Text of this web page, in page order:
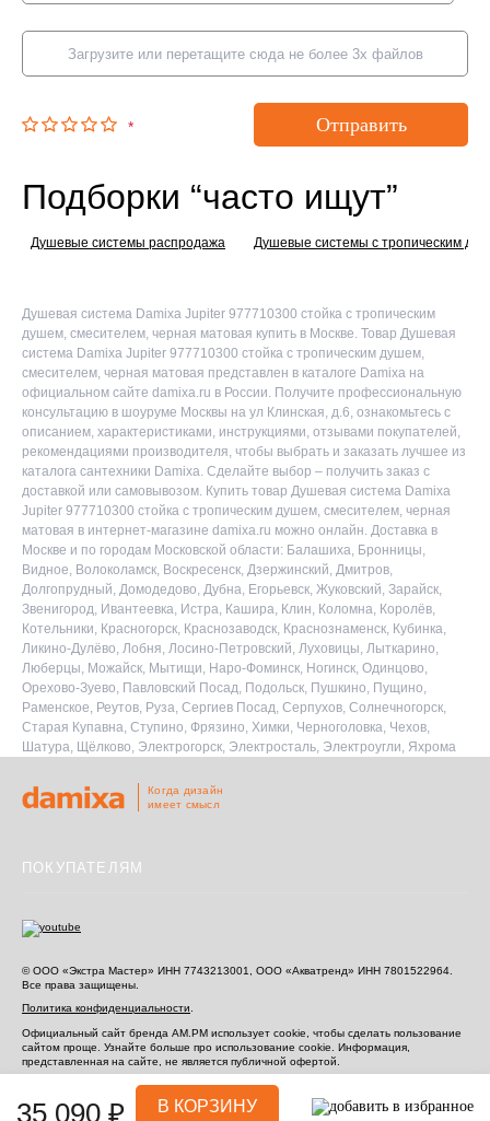
Загрузите или перетащите сюда не более 3х файлов
* Отправить
35 090 ₽ В КОРЗИНУ
Подборки “часто ищут”
Душевые системы распродажа Душевые системы с тропическим
Душевая система Damixa Jupiter 977710300 стойка с тропическим
душем, смесителем, черная матовая купить в Москве. Товар Душевая
система Damixa Jupiter 977710300 стойка с тропическим душем,
смесителем, черная матовая представлен в каталоге Damixa на
официальном сайте damixa.ru в России. Получите профессиональную
консультацию в шоуруме Москвы на ул Клинская, д.6, ознакомьтесь с
описанием, характеристиками, инструкциями, отзывами покупателей,
рекомендациями производителя, чтобы выбрать и заказать лучшее из
каталога сантехники Damixa. Сделайте выбор – получить заказ с
доставкой или самовывозом. Купить товар Душевая система Damixa
Jupiter 977710300 стойка с тропическим душем, смесителем, черная
матовая в интернет-магазине damixa.ru можно онлайн. Доставка в
Москве и по городам Московской области: Балашиха, Бронницы,
Видное, Волоколамск, Воскресенск, Дзержинский, Дмитров,
Долгопрудный, Домодедово, Дубна, Егорьевск, Жуковский, Зарайск,
Звенигород, Ивантеевка, Истра, Кашира, Клин, Коломна, Королёв,
Котельники, Красногорск, Краснозаводск, Краснознаменск, Кубинка,
Ликино-Дулёво, Лобня, Лосино-Петровский, Луховицы, Лыткарино,
Люберцы, Можайск, Мытищи, Наро-Фоминск, Ногинск, Одинцово,
Орехово-Зуево, Павловский Посад, Подольск, Пушкино, Пущино,
Раменское, Реутов, Руза, Сергиев Посад, Серпухов, Солнечногорск,
Старая Купавна, Ступино, Фрязино, Химки, Черноголовка, Чехов,
Шатура, Щёлково, Электрогорск, Электросталь, Электроугли, Яхрома
Когда дизайн
имеет смысл
ПОКУПАТЕЛЯМ
© ООО «Экстра Мастер» ИНН 7743213001, ООО «Акватренд» ИНН 7801522964.
Все права защищены.
Политика конфиденциальности
Официальный сайт бренда AM.PM использует cookie, чтобы сделать пользование
сайтом проще. Узнайте больше про использование cookie. Информация,
представленная на сайте, не является публичной офертой.
Информация, представленная на сайте, не является публичной офертой.